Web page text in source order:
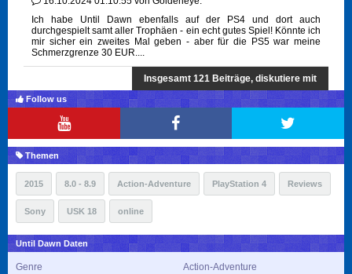
Ich habe Until Dawn ebenfalls auf der PS4 und dort auch
durchgespielt samt aller Trophäen - ein echt gutes Spiel! Könnte ich
mir sicher ein zweites Mal geben - aber für die PS5 war meine
Schmerzgrenze 30 EUR....
Insgesamt 121 Beiträge, diskutiere mit
Follow us
Themen
2015 8.0 - 8.9 Action-Adventure PlayStation 4 Reviews
Sony USK 18 online
Until Dawn Daten
Genre Action-Adventure